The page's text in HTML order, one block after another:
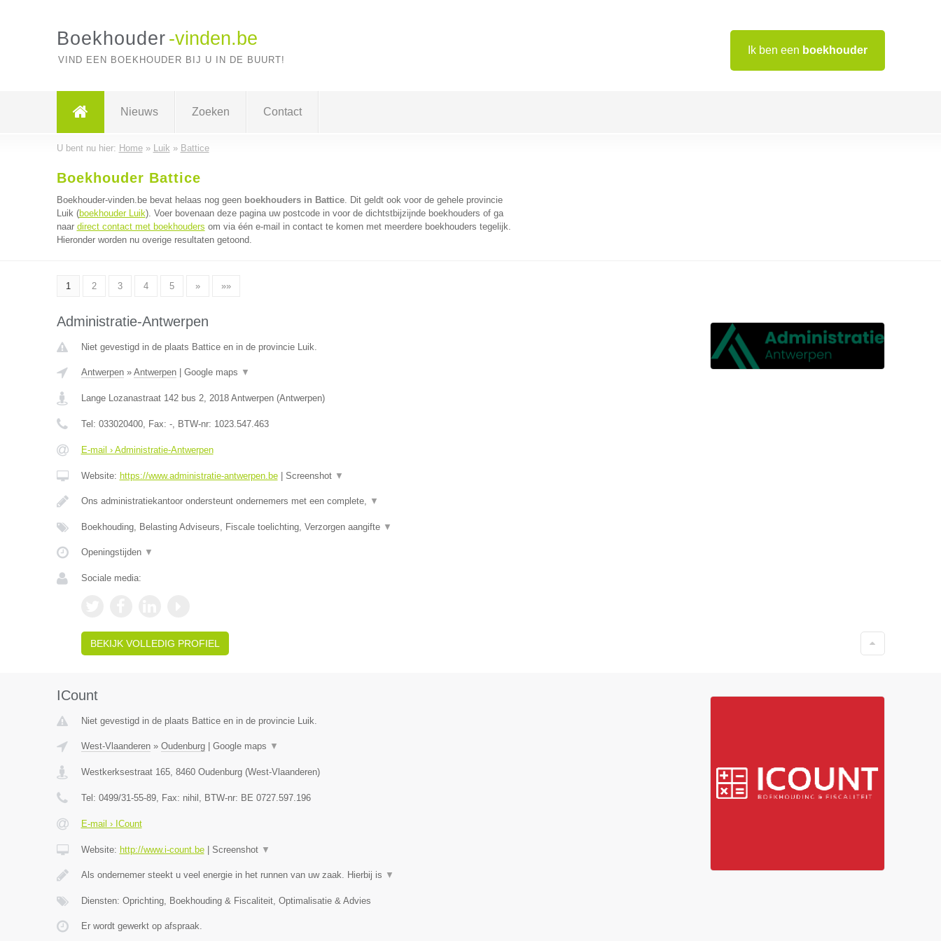
Ik ben een boekhouder
Boekhouder -vinden.be
VIND EEN BOEKHOUDER BIJ U IN DE BUURT!
Nieuws Zoeken Contact
U bent nu hier: Home» Luik » Battice
Boekhouder Battice
Boekhouder-vinden.be bevat helaas nog geen boekhouders in Battice. Dit geldt ook voor de gehele provincie
Luik (boekhouder Luik). Voer bovenaan deze pagina uw postcode in voor de dichtstbijzijnde boekhouders of ga
naar direct contact met boekhouders om via één e-mail in contact te komen met meerdere boekhouders tegelijk.
Hieronder worden nu overige resultaten getoond.
1 2 3 4 5 » »»
Administratie-Antwerpen
Niet gevestigd in de plaats Battice en in de provincie Luik.
Antwerpen» Antwerpen| Google maps ▼
Lange Lozanastraat 142 bus 2, 2018 Antwerpen(Antwerpen)
Tel: 033020400, Fax: -, BTW-nr: 1023.547.463
E-mail › Administratie-Antwerpen
Website: https://www.administratie-antwerpen.be| Screenshot ▼
Ons administratiekantoor ondersteunt ondernemers met een complete, ▼
Boekhouding, Belasting Adviseurs, Fiscale toelichting, Verzorgen aangifte ▼
Openingstijden ▼
Sociale media:
BEKIJK VOLLEDIG PROFIEL
ICount
Niet gevestigd in de plaats Battice en in de provincie Luik.
West-Vlaanderen» Oudenburg| Google maps ▼
Westkerksestraat 165, 8460 Oudenburg(West-Vlaanderen)
Tel: 0499/31-55-89, Fax: nihil , BTW-nr: BE 0727.597.196
E-mail › ICount
Website: http://www.i-count.be| Screenshot ▼
Als ondernemer steekt u veel energie in het runnen van uw zaak. Hierbij is ▼
Diensten: Oprichting, Boekhouding & Fiscaliteit, Optimalisatie & Advies
Er wordt gewerkt op afspraak.